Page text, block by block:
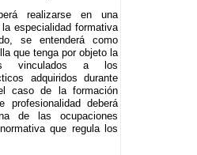
realizarse en una
especialidad formativa
se entenderá como
que tenga por objeto la
vinculados a los
adquiridos durante
caso de la formación
profesionalidad deberá
de las ocupaciones
que regula los